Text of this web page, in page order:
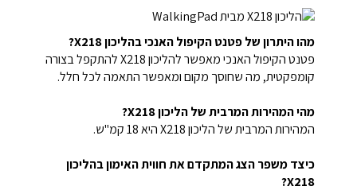
מהו היתרון של פטנט הקיפול האנכי בהליכון X218?
פטנט הקיפול האנכי מאפשר להליכון X218 להתקפל בצורה
קומפקטית, מה שחוסך מקום ומאפשר התאמה לכל חלל.
מהי המהירות המרבית של הליכון X218?
המהירות המרבית של הליכון X218 היא 18 קמ"ש.
כיצד משפר הצג המתקדם את חווית האימון בהליכון
X218?